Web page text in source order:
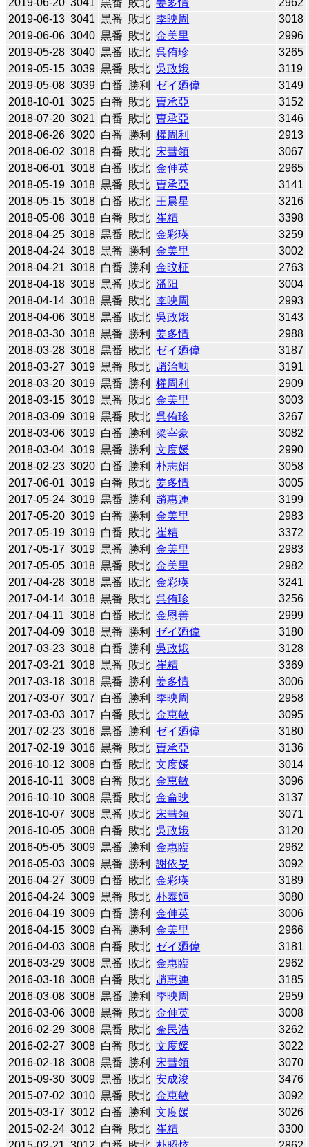
2019-06-13 3041 黒番 敗北 李映周
3018
2019-06-06 3040 黒番 敗北 金美里
2996
2019-05-28 3040 黒番 敗北 呉侑珍
3265
2019-05-15 3039 黒番 敗北 吳政娥
3119
2019-05-08 3039 白番 勝利 ゼイ廼偉
3149
2018-10-01 3025 白番 敗北 曺承亞
3152
2018-07-20 3021 白番 敗北 曺承亞
3146
2018-06-26 3020 白番 勝利 權周利
2913
2018-06-02 3018 白番 敗北 宋彗領
3067
2018-06-01 3018 白番 敗北 金伸英
2965
2018-05-19 3018 黒番 敗北 曺承亞
3141
2018-05-15 3018 白番 敗北 王晨星
3216
2018-05-08 3018 白番 敗北 崔精
3398
2018-04-25 3018 黒番 敗北 金彩瑛
3259
2018-04-24 3018 黒番 勝利 金美里
3002
2018-04-21 3018 白番 勝利 金旼柾
2763
2018-04-18 3018 黒番 敗北 潘阳
3004
2018-04-14 3018 黒番 敗北 李映周
2993
2018-04-06 3018 黒番 敗北 吳政娥
3143
2018-03-30 3018 黒番 勝利 姜多情
2988
2018-03-28 3018 黒番 敗北 ゼイ廼偉
3187
2018-03-27 3019 黒番 敗北 趙治勲
3191
2018-03-20 3019 黒番 勝利 權周利
2909
2018-03-15 3019 黒番 敗北 金美里
3003
2018-03-09 3019 黒番 敗北 呉侑珍
3267
2018-03-06 3019 白番 勝利 梁宰豪
3082
2018-03-04 3019 黒番 勝利 文度媛
2990
2018-02-23 3020 白番 勝利 朴志娟
3058
2017-06-01 3019 白番 敗北 姜多情
3005
2017-05-24 3019 黒番 勝利 趙惠連
3199
2017-05-20 3019 白番 勝利 金美里
2983
2017-05-19 3019 白番 敗北 崔精
3372
2017-05-17 3019 黒番 勝利 金美里
2983
2017-05-05 3018 黒番 敗北 金美里
2982
2017-04-28 3018 黒番 敗北 金彩瑛
3241
2017-04-14 3018 黒番 敗北 呉侑珍
3256
2017-04-11 3018 白番 敗北 金恩善
2999
2017-04-09 3018 黒番 勝利 ゼイ廼偉
3180
2017-03-23 3018 白番 勝利 吳政娥
3128
2017-03-21 3018 黒番 敗北 崔精
3369
2017-03-18 3018 黒番 勝利 姜多情
3006
2017-03-07 3017 白番 勝利 李映周
2958
2017-03-03 3017 白番 敗北 金恵敏
3095
2017-02-23 3016 黒番 勝利 ゼイ廼偉
3180
2017-02-19 3016 黒番 敗北 曺承亞
3136
2016-10-12 3008 白番 敗北 文度媛
3014
2016-10-11 3008 白番 敗北 金恵敏
3096
2016-10-10 3008 黒番 敗北 金侖映
3137
2016-10-07 3008 黒番 敗北 宋彗領
3071
2016-10-05 3008 白番 敗北 吳政娥
3120
2016-05-05 3009 黒番 勝利 金惠臨
2962
2016-05-03 3009 黒番 勝利 謝依旻
3092
2016-04-27 3009 白番 敗北 金彩瑛
3189
2016-04-24 3009 黒番 敗北 朴泰姬
3080
2016-04-19 3009 白番 勝利 金伸英
3006
2016-04-15 3009 白番 勝利 金美里
2966
2016-04-03 3008 白番 敗北 ゼイ廼偉
3181
2016-03-29 3008 黒番 敗北 金惠臨
2962
2016-03-18 3008 白番 敗北 趙惠連
3185
2016-03-08 3008 黒番 勝利 李映周
2959
2016-03-06 3008 黒番 敗北 金伸英
3008
2016-02-29 3008 黒番 敗北 金民浩
3262
2016-02-27 3008 白番 敗北 文度媛
3022
2016-02-18 3008 黒番 勝利 宋彗領
3070
2015-09-30 3009 黒番 敗北 安成浚
3476
2015-07-02 3010 黒番 敗北 金恵敏
3092
2015-03-17 3012 白番 勝利 文度媛
3026
2015-02-24 3012 白番 敗北 崔精
3300